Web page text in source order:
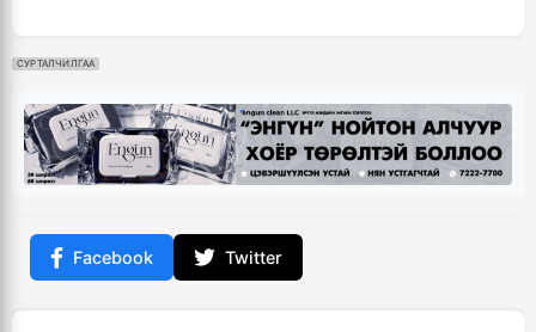
СУРТАЛЧИЛГАА
Facebook Twitter